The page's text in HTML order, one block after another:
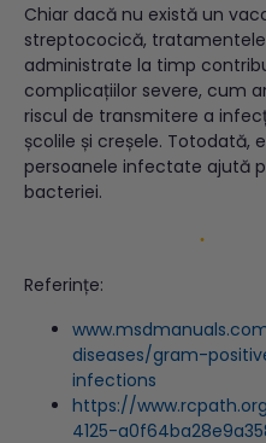
Chiar dacă nu există un
streptococică,
administrate la timp
complicațiilor severe, cum
riscul de transmitere a
școlile și creșele. Totodată,
persoanele infectate ajută
bacteriei.
Referințe:
diseases/gram-
infections
https://
4125-